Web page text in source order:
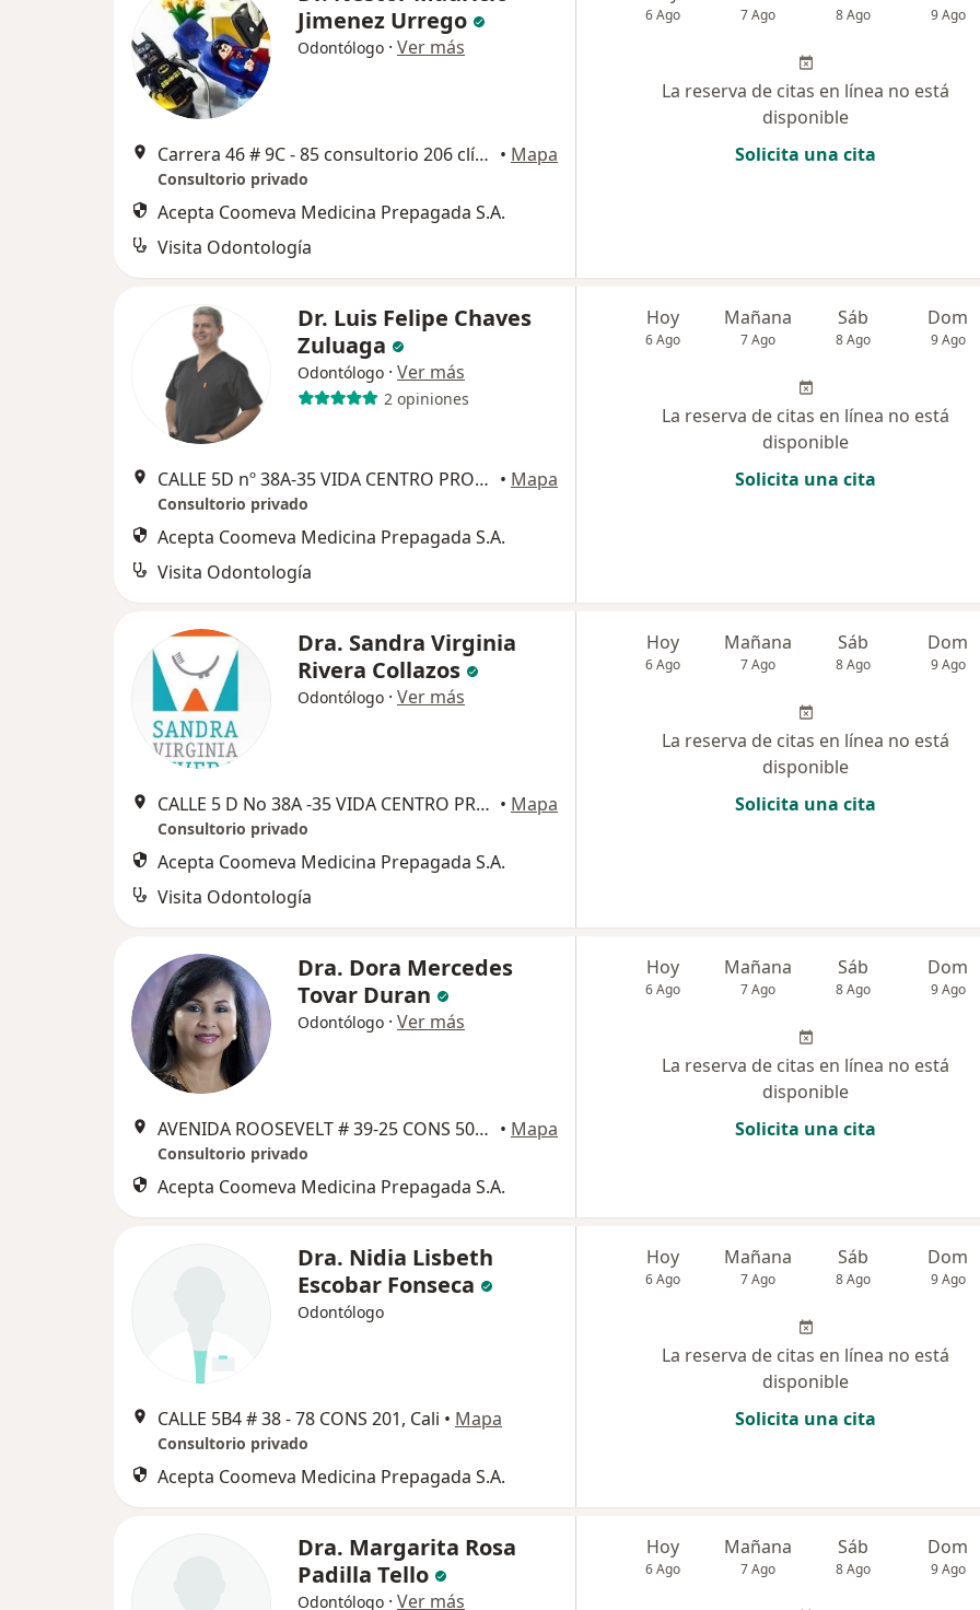
Jimenez Urrego
Odontólogo · Ver más
Carrera 46 # 9C - 85 consultorio 206 clínica Colombia, Cali • Mapa
Consultorio privado
Acepta Coomeva Medicina Prepagada S.A.
Visita Odontología
6 Ago 7 Ago 8 Ago 9 Ago
La reserva de citas en línea no está
disponible
Solicita una cita
Dr. Luis Felipe Chaves
Zuluaga
Odontólogo · Ver más
2 opiniones
CALLE 5D nº 38A-35 VIDA CENTRO PROF. OF 513 TORRE 1, Cali • Mapa
Consultorio privado
Acepta Coomeva Medicina Prepagada S.A.
Visita Odontología
Hoy
6 Ago
Mañana
7 Ago
Sáb
8 Ago
Dom
9 Ago
La reserva de citas en línea no está
disponible
Solicita una cita
Dra. Sandra Virginia
Rivera Collazos
Odontólogo · Ver más
CALLE 5 D No 38A -35 VIDA CENTRO PROFESIONAL . (EDIFICIO DE COLORES ) CONS 525 TORRE 1 www.facebook.com/drasandrarivera, Cali • Mapa
Consultorio privado
Acepta Coomeva Medicina Prepagada S.A.
Visita Odontología
Hoy
6 Ago
Mañana
7 Ago
Sáb
8 Ago
Dom
9 Ago
La reserva de citas en línea no está
disponible
Solicita una cita
Dra. Dora Mercedes
Tovar Duran
Odontólogo · Ver más
AVENIDA ROOSEVELT # 39‐25 CONS 505, Cali • Mapa
Consultorio privado
Acepta Coomeva Medicina Prepagada S.A.
Hoy
6 Ago
Mañana
7 Ago
Sáb
8 Ago
Dom
9 Ago
La reserva de citas en línea no está
disponible
Solicita una cita
Dra. Nidia Lisbeth
Escobar Fonseca
Odontólogo
CALLE 5B4 # 38 ‐ 78 CONS 201, Cali • Mapa
Consultorio privado
Acepta Coomeva Medicina Prepagada S.A.
Hoy
6 Ago
Mañana
7 Ago
Sáb
8 Ago
Dom
9 Ago
La reserva de citas en línea no está
disponible
Solicita una cita
Dra. Margarita Rosa
Padilla Tello
Odontólogo · Ver más
Hoy
6 Ago
Mañana
7 Ago
Sáb
8 Ago
Dom
9 Ago